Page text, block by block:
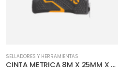
SELLADORES Y HERRAMIENTAS
CINTA METRICA 8M X 25MM X 26’ PROFESIONAL